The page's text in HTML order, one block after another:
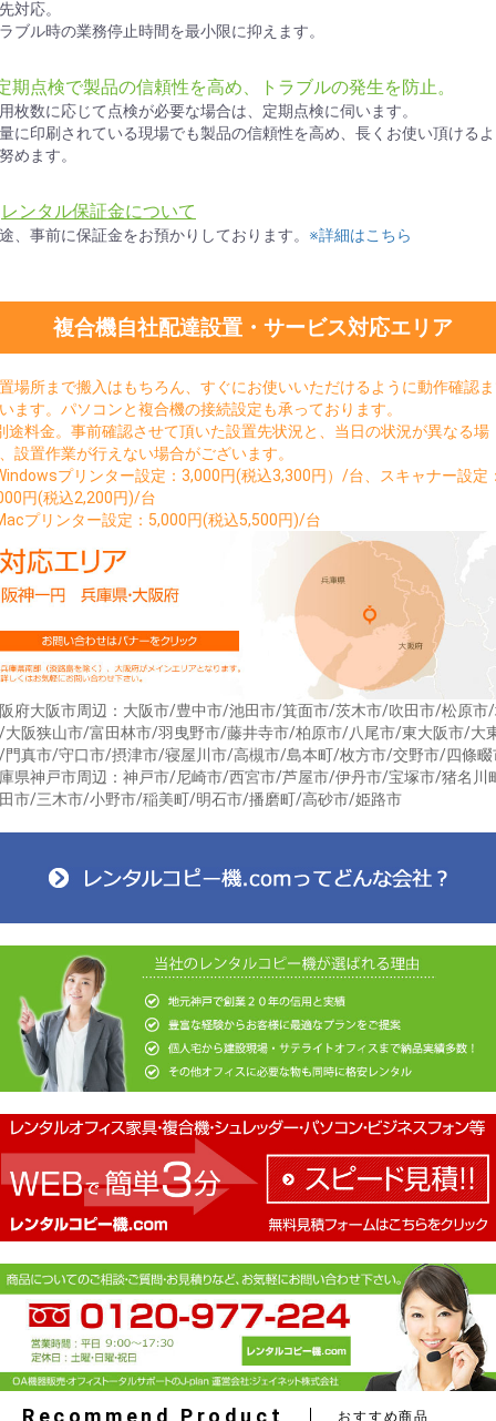
対応。
ブル時の業務停止時間を最小限に抑えます。
期点検で製品の信頼性を高め、トラブルの発生を防止。
枚数に応じて点検が必要な場合は、定期点検に伺います。
に印刷されている現場でも製品の信頼性を高め、長くお使い頂ける
めます。
レンタル保証金について
、事前に保証金をお預かりしております。 ※詳細はこちら
複合機自社配達設置・サービス対応エリア
場所まで搬入はもちろん、すぐにお使いいただけるように動作確認
ます。パソコンと複合機の接続設定も承っております。
途料金。事前確認させて頂いた設置先状況と、当日の状況が異なる場
設置作業が行えない場合がございます。
プリンター設定：3,000円(税込3,300円）/台、スキャナー設定
円(税込2,200円)/台
プリンター設定：5,000円(税込5,500円)/台
府大阪市周辺：大阪市/豊中市/池田市/箕面市/茨木市/吹田市/松原市
大阪狭山市/富田林市/羽曳野市/藤井寺市/柏原市/八尾市/東大阪市/大
門真市/守口市/摂津市/寝屋川市/高槻市/島本町/枚方市/交野市/四條畷
県神戸市周辺：神戸市/尼崎市/西宮市/芦屋市/伊丹市/宝塚市/猪名川
市/三木市/小野市/稲美町/明石市/播磨町/高砂市/姫路市
Recommend Product おすすめ商品